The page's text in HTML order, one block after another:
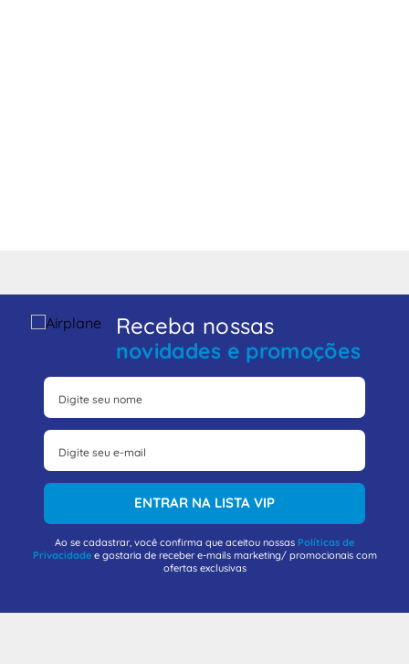
Receba nossas
novidades e promoções
ENTRAR NA LISTA VIP
Ao se cadastrar, você confirma que aceitou nossas Políticas de
Privacidadee gostaria de receber e-mails marketing/ promocionais com
ofertas exclusivas